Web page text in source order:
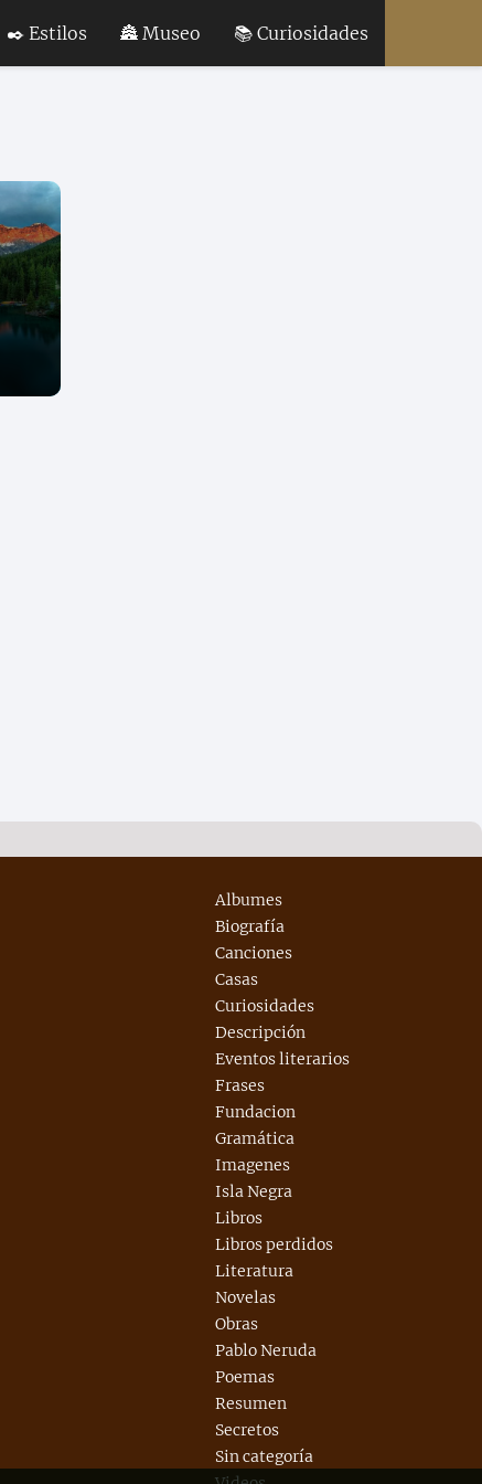
✒️ Estilos 🏯 Museo 📚 Curiosidades
Albumes
Biografía
Canciones
Casas
Curiosidades
Descripción
Eventos literarios
Frases
Fundacion
Gramática
Imagenes
Isla Negra
Libros
Libros perdidos
Literatura
Novelas
Obras
Pablo Neruda
Poemas
Resumen
Secretos
Sin categoría